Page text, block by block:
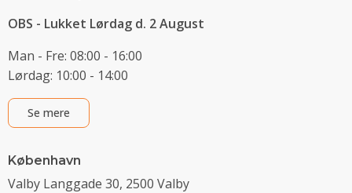
OBS - Lukket Lørdag d. 2 August
Man - Fre: 08:00 - 16:00
Lørdag: 10:00 - 14:00
Se mere
København
Valby Langgade 30, 2500 Valby